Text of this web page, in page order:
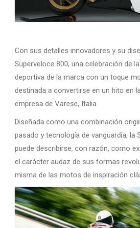
Con sus detalles innovadores y su
Superveloce 800, una celebración de
deportiva de la marca con un toque
destinada a convertirse en un hito en
empresa de Varese, Italia.
Diseñada como una combinación
pasado y tecnología de vanguardia, la
puede describirse, con razón, como
el carácter audaz de sus formas
misma de las motos de inspiración